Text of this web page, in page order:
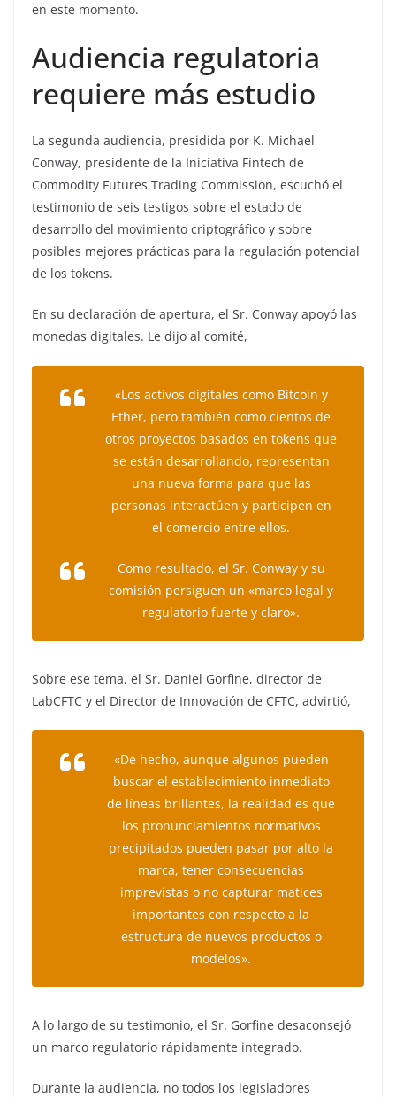
en este momento.
Audiencia regulatoria
requiere más estudio
La segunda audiencia, presidida por K. Michael
Conway, presidente de la Iniciativa Fintech de
Commodity Futures Trading Commission, escuchó el
testimonio de seis testigos sobre el estado de
desarrollo del movimiento criptográfico y sobre
posibles mejores prácticas para la regulación potencial
de los tokens.
En su declaración de apertura, el Sr. Conway apoyó las
monedas digitales. Le dijo al comité,
«Los activos digitales como Bitcoin y
Ether, pero también como cientos de
otros proyectos basados en tokens que
se están desarrollando, representan
una nueva forma para que las
personas interactúen y participen en
el comercio entre ellos.
Como resultado, el Sr. Conway y su
comisión persiguen un «marco legal y
regulatorio fuerte y claro».
Sobre ese tema, el Sr. Daniel Gorfine, director de
LabCFTC y el Director de Innovación de CFTC, advirtió,
«De hecho, aunque algunos pueden
buscar el establecimiento inmediato
de líneas brillantes, la realidad es que
los pronunciamientos normativos
precipitados pueden pasar por alto la
marca, tener consecuencias
imprevistas o no capturar matices
importantes con respecto a la
estructura de nuevos productos o
modelos».
A lo largo de su testimonio, el Sr. Gorfine desaconsejó
un marco regulatorio rápidamente integrado.
Durante la audiencia, no todos los legisladores